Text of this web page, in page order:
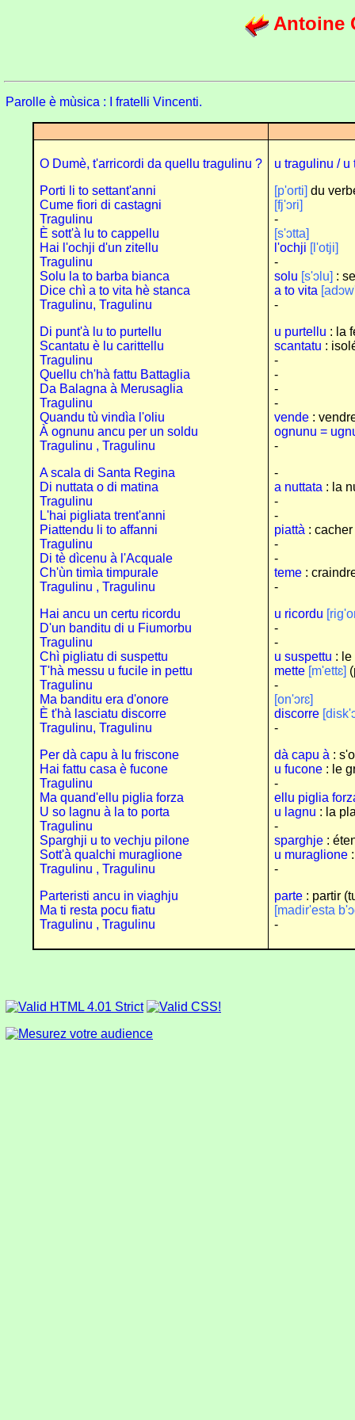
Antoine
Parolle è mùsica : I fratelli Vincenti.
O Dumè, t'arricordi da quellu tragulinu ?
Porti li to settant'anni
Cume fiori di castagni
Tragulinu
È sott'à lu to cappellu
Hai l'ochji d'un zitellu
Tragulinu
Solu la to barba bianca
Dice chì a to vita hè stanca
Tragulinu, Tragulinu
Di punt'à lu to purtellu
Scantatu è lu carittellu
Tragulinu
Quellu ch'hà fattu Battaglia
Da Balagna à Merusaglia
Tragulinu
Quandu tù vindìa l'oliu
À ognunu ancu per un soldu
Tragulinu , Tragulinu
A scala di Santa Regina
Di nuttata o di matina
Tragulinu
L'hai pigliata trent'anni
Piattendu li to affanni
Tragulinu
Di tè dìcenu à l'Acquale
Ch'ùn timìa timpurale
Tragulinu , Tragulinu
Hai ancu un certu ricordu
D'un banditu di u Fiumorbu
Tragulinu
Chì pigliatu di suspettu
T'hà messu u fucile in pettu
Tragulinu
Ma banditu era d'onore
È t'hà lasciatu discorre
Tragulinu, Tragulinu
Per dà capu à lu friscone
Hai fattu casa è fucone
Tragulinu
Ma quand'ellu piglia forza
U so lagnu à la to porta
Tragulinu
Sparghji u to vechju pilone
Sott'à qualchi muraglione
Tragulinu , Tragulinu
Parteristi ancu in viaghju
Ma ti resta pocu fiatu
Tragulinu , Tragulinu
u tragulinu /
[p'orti] du
[fj'ɔri]
-
[s'ɔtta]
l'ochji [l'otji]
-
solu [s'ɔlu] :
a to vita
-
u purtellu : la
scantatu :
-
-
-
-
vende:
ognunu =
-
-
a nuttata : la
-
-
piattà :
-
-
teme:
-
u ricordu
-
-
u suspettu :
mette [m'ettɛ]
-
[on'ɔrɛ]
discorre
-
dà capu à :
u fucone: le
-
ellu piglia
u lagnu : la
-
sparghje:
u muraglione:
-
parte: partir
[madir'esta
-